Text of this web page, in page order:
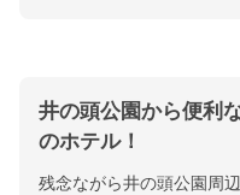
井の頭公園から便利
のホテル！
残念ながら井の頭公園周